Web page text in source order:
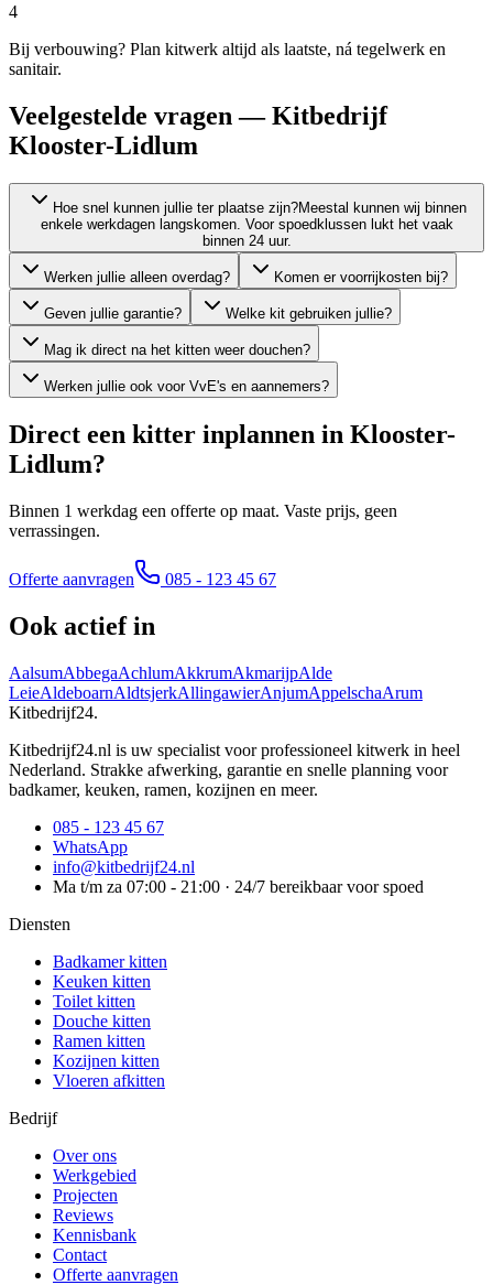
4
Bij verbouwing? Plan kitwerk altijd als laatste, ná tegelwerk en
sanitair.
Veelgestelde vragen — Kitbedrijf
Klooster-Lidlum
Hoe snel kunnen jullie ter plaatse zijn?Meestal kunnen wij binnen
enkele werkdagen langskomen. Voor spoedklussen lukt het vaak
binnen 24 uur.
Werken jullie alleen overdag? Komen er voorrijkosten bij?
Geven jullie garantie? Welke kit gebruiken jullie?
Mag ik direct na het kitten weer douchen?
Werken jullie ook voor VvE's en aannemers?
Direct een kitter inplannen in Klooster-
Lidlum?
Binnen 1 werkdag een offerte op maat. Vaste prijs, geen
verrassingen.
Offerte aanvragen 085 - 123 45 67
Ook actief in
AalsumAbbegaAchlumAkkrumAkmarijpAlde
LeieAldeboarnAldtsjerkAllingawierAnjumAppelschaArum
Kitbedrijf24.
Kitbedrijf24.nl is uw specialist voor professioneel kitwerk in heel
Nederland. Strakke afwerking, garantie en snelle planning voor
badkamer, keuken, ramen, kozijnen en meer.
085 - 123 45 67
WhatsApp
info@kitbedrijf24.nl
Ma t/m za 07:00 - 21:00 · 24/7 bereikbaar voor spoed
Diensten
Badkamer kitten
Keuken kitten
Toilet kitten
Douche kitten
Ramen kitten
Kozijnen kitten
Vloeren afkitten
Bedrijf
Over ons
Werkgebied
Projecten
Reviews
Kennisbank
Contact
Offerte aanvragen